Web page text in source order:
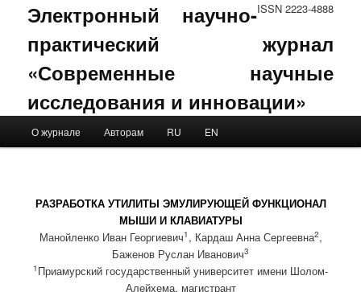
ISSN 2223-4888
Электронный научно-
практический журнал
«Современные научные
исследования и инновации»
Skip to primary content
Skip to secondary content
О журнале Авторам RU EN
РАЗРАБОТКА УТИЛИТЫ ЭМУЛИРУЮЩЕЙ ФУНКЦИОНАЛ
МЫШИ И КЛАВИАТУРЫ
Манойленко Иван Георгиевич1 , Кардаш Анна Сергеевна2,
Баженов Руслан Иванович3
1 Приамурский государственный университет имени Шолом-
Алейхема, магистрант